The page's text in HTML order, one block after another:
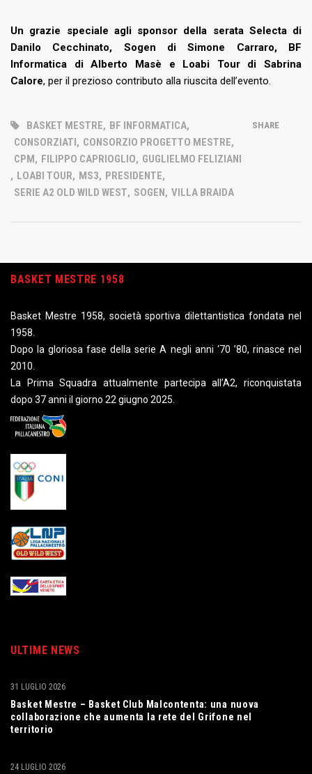
Un grazie speciale agli sponsor della serata Selecta di
Danilo Cecchinato, Sogen di Simone Carraro, BF
Informatica di Alberto Masè e Loabi Tour di Sabrina
Calore, per il prezioso contributo alla riuscita dell’evento.
BASKET MESTRE, BF INFORMATICA,
CONSORZIATI, CONSORZIO PROGETTO MESTRE,
CPM, FILIPPO CAPRIOGLIO, GUGLIELMO FELIZIANI
, LOABI TOUR, MS3, PRESIDENTE,
SERIE A2 OLD WILD WEST, SOGEN, VILLA BRAIDA
SHARE
BASKET MESTRE 1958
Basket Mestre 1958, società sportiva dilettantistica fondata nel
1958.
Dopo la gloriosa fase della serie A negli anni ‘70 ’80, rinasce nel
2010.
La Prima Squadra attualmente partecipa all’A2, riconquistata
dopo 37 anni il giorno 22 giugno 2025.
ULTIME NEWS
Basket Mestre – Basket Club Malcontenta: una nuova
collaborazione che aumenta la rete del Grifone nel
territorio
31 LUGLIO 2026
24 LUGLIO 2026